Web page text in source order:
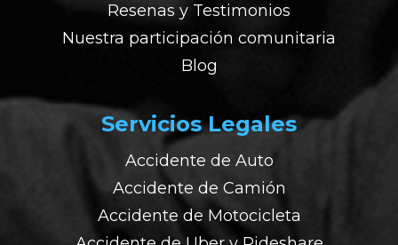
Resenas y Testimonios
Nuestra participación comunitaria
Blog
Servicios Legales
Accidente de Auto
Accidente de Camión
Accidente de Motocicleta